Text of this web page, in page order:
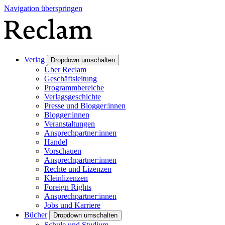
Navigation überspringen
Verlag Dropdown umschalten
Über Reclam
Geschäftsleitung
Programmbereiche
Verlagsgeschichte
Presse und Blogger:innen
Blogger:innen
Veranstaltungen
Ansprechpartner:innen
Handel
Vorschauen
Ansprechpartner:innen
Rechte und Lizenzen
Kleinlizenzen
Foreign Rights
Ansprechpartner:innen
Jobs und Karriere
Bücher
Dropdown umschalten